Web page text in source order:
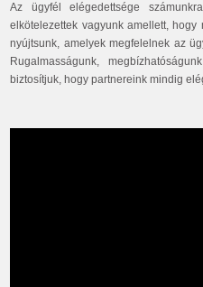
Az ügyfél elégedettsége
elkötelezettek vagyunk amellett,
nyújtsunk, amelyek megfelelnek az
Rugalmasságunk,
biztosítjuk, hogy partnereink mindig